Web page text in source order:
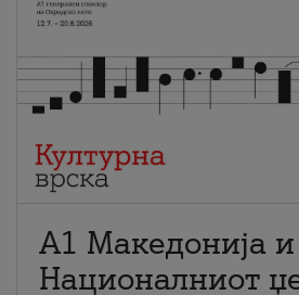
А1 Македонија и
Националниот